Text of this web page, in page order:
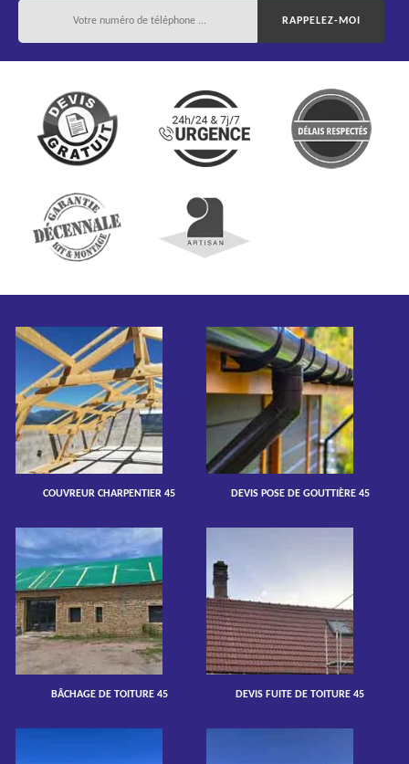
COUVREUR CHARPENTIER 45 DEVIS POSE DE GOUTTIÈRE 45
BÂCHAGE DE TOITURE 45 DEVIS FUITE DE TOITURE 45